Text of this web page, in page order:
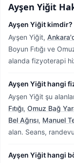
Ayşen Yiğit
Ayşen Yiğit kimdir?
Ayşen Yiğit,
Boyun Fıtığı ve
alanda fizyoterapi
Ayşen Yiğit hangi
Ayşen Yiğit şu
Fıtığı, Omuz Bağ
Bel Ağrısı, Manuel
alan. Seans,
Ayşen Yiğit hangi